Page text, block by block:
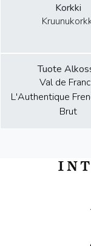
Korkki
Tuote
Val de
L'Authentique
Brut